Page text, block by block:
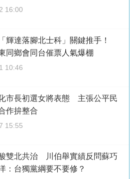
16:00
輝達落腳北士科」關鍵推手！
同鄉會同台催票人氣爆棚
10:46
市長初選女將表態 主張公平民
作拚整合
15:55
雙北共治 川伯舉實績反問蘇巧
：台獨黨綱要不要修？